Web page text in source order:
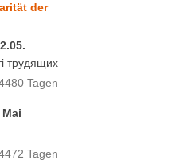
der
трудящих
Tagen
Tagen